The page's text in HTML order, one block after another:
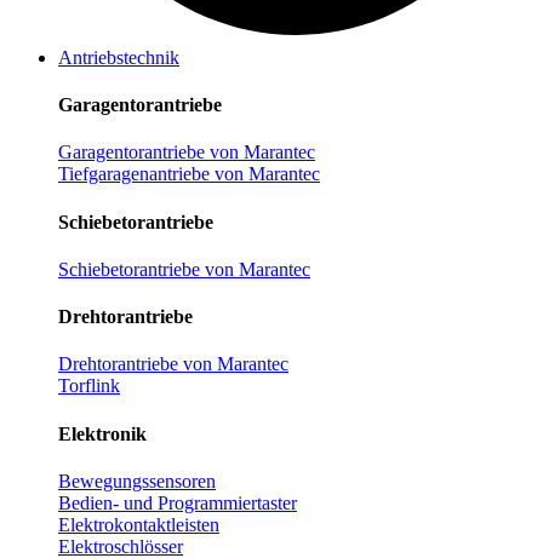
Antriebstechnik
Garagentorantriebe
Garagentorantriebe von Marantec
Tiefgaragenantriebe von Marantec
Schiebetorantriebe
Schiebetorantriebe von Marantec
Drehtorantriebe
Drehtorantriebe von Marantec
Torflink
Elektronik
Bewegungssensoren
Bedien- und Programmiertaster
Elektrokontaktleisten
Elektroschlösser